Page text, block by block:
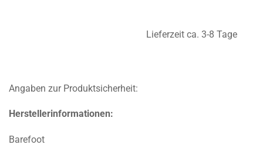
Lieferzeit ca. 3-8 Tage
Angaben zur Produktsicherheit:
Herstellerinformationen:
Barefoot